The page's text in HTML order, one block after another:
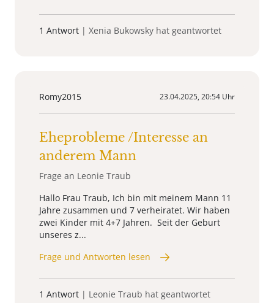
1 Antwort | Xenia Bukowsky hat geantwortet
Romy2015 23.04.2025, 20:54 Uhr
Eheprobleme /Interesse an
anderem Mann
Frage an Leonie Traub
Hallo Frau Traub, Ich bin mit meinem Mann 11
Jahre zusammen und 7 verheiratet. Wir haben
zwei Kinder mit 4+7 Jahren. Seit der Geburt
unseres z...
Frage und Antworten lesen
1 Antwort | Leonie Traub hat geantwortet